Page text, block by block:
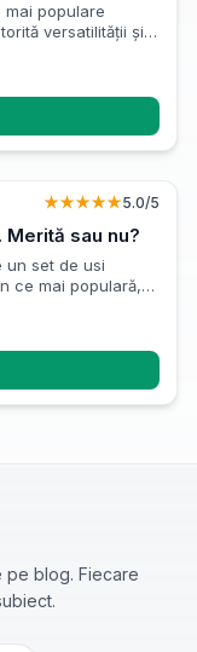
mai populare
versatilității și
la modă,
de la stilul
acest articol, vom
de interior […]
★★★★★5.0/5
sau nu?
un set de usi
ce mai populară,
Există
un aspect
iar ușile
pe blog. Fiecare